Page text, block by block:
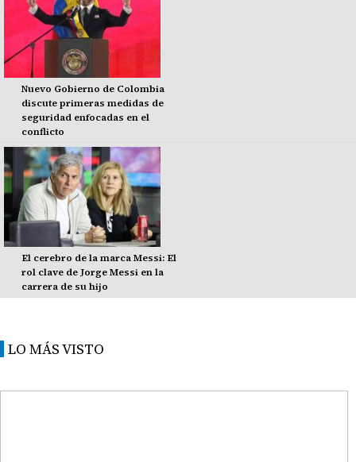
Nuevo Gobierno de Colombia
discute primeras medidas de
seguridad enfocadas en el
conflicto
El cerebro de la marca Messi: El
rol clave de Jorge Messi en la
carrera de su hijo
LO MÁS VISTO